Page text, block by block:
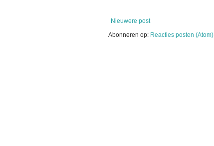
Nieuwere post
Abonneren op: Reacties posten (Atom)